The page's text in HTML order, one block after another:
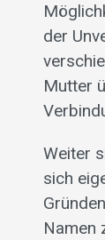
der
Mutter
Weiter
sich
Namen